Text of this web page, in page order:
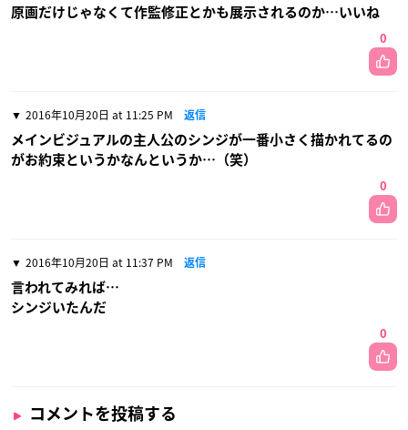
原画だけじゃなくて作監修正とかも展示されるのか…いいね
0
2016年10月20日 at 11:25 PM 返信
メインビジュアルの主人公のシンジが一番小さく描かれてるの
がお約束というかなんというか…（笑）
0
2016年10月20日 at 11:37 PM 返信
言われてみれば…
シンジいたんだ
0
コメントを投稿する